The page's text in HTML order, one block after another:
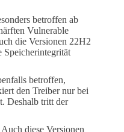
betroffen ab
Vulnerable
die Versionen 22H2
Speicherintegrität
betroffen,
den Treiber nur bei
Deshalb tritt der
Auch diese Versionen